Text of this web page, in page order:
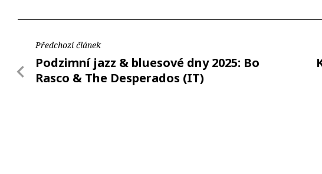
Předchozí článek
Podzimní jazz & bluesové dny 2025: Bo
Rasco & The Desperados (IT)